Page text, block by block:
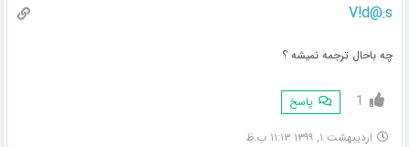
V!d@:s
چه باحال ترجمه نمیشه ؟
1 پاسخ
اردیبهشت ۱, ۱۳۹۹ ۱۱:۱۳ ب.ظ